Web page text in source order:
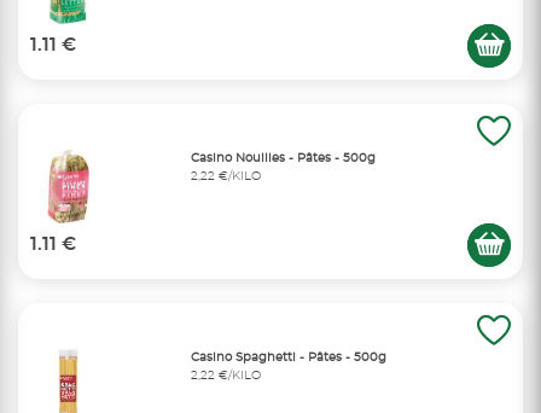
1.11 €
Casino Nouilles - Pâtes - 500g
2,22 €/KILO
1.11 €
Casino Spaghetti - Pâtes - 500g
2,22 €/KILO